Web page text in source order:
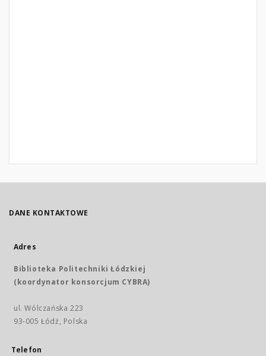
DANE KONTAKTOWE
Adres
Biblioteka Politechniki Łódzkiej
(koordynator konsorcjum CYBRA)
ul. Wólczańska 223
93-005 Łódź, Polska
Telefon